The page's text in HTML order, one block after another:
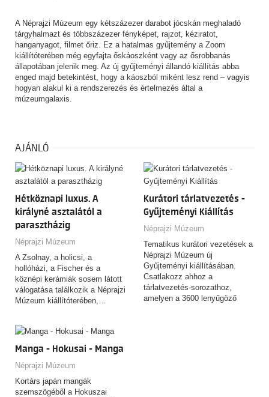
A Néprajzi Múzeum egy kétszázezer darabot jócskán meghaladó
tárgyhalmazt és többszázezer fényképet, rajzot, kéziratot,
hanganyagot, filmet őriz. Ez a hatalmas gyűjtemény a Zoom
kiállítóterében még egyfajta őskáoszként vagy az ősrobbanás
állapotában jelenik meg. Az új gyűjteményi állandó kiállítás abba
enged majd betekintést, hogy a káoszból miként lesz rend – vagyis
hogyan alakul ki a rendszerezés és értelmezés által a
múzeumgalaxis.
AJÁNLÓ
Hétköznapi luxus. A
királyné asztalától a
parasztházig
Néprajzi Múzeum
A Zsolnay, a holicsi, a
hollóházi, a Fischer és a
köznépi kerámiák sosem látott
válogatása találkozik a Néprajzi
Múzeum kiállítóterében,…
Kurátori tárlatvezetés -
Gyűjteményi Kiállítás
Néprajzi Múzeum
Tematikus kurátori vezetések a
Néprajzi Múzeum új
Gyűjteményi kiállításában.
Csatlakozz ahhoz a
tárlatvezetés-sorozathoz,
amelyen a 3600 lenyűgöző
Manga - Hokusai - Manga
Néprajzi Múzeum
Kortárs japán mangák
szemszögéből a Hokuszai